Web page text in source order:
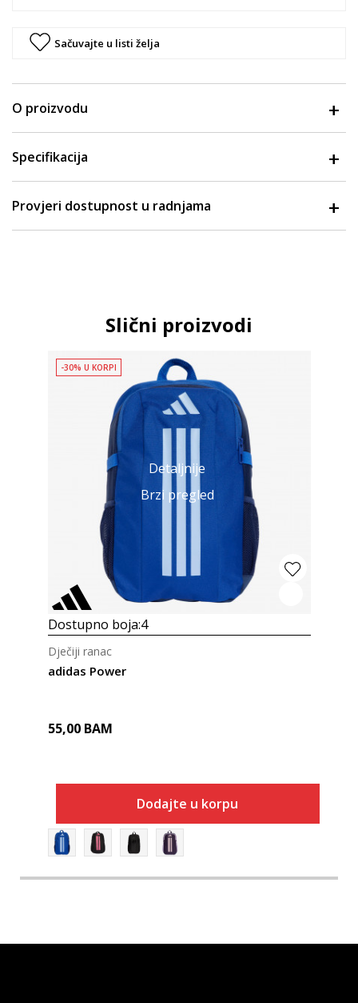
Sačuvajte u listi želja
O proizvodu
Specifikacija
Provjeri dostupnost u radnjama
Slični proizvodi
Detaljnije
Brzi pregled
-30% U KORPI
Dostupno boja:4
adidas Power
Dječiji ranac
55,00 BAM
Dodajte u korpu